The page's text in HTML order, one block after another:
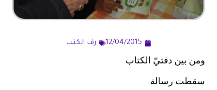
12/04/2015 رف الكتب
ومن بين دفتيّ الكتاب
سقطت رسالة